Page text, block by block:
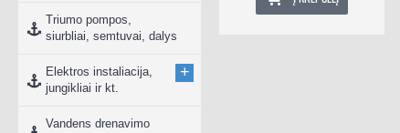
Triumo pompos,
siurbliai, semtuvai, dalys
Elektros instaliacija,
jungikliai ir kt.
+
Vandens drenavimo